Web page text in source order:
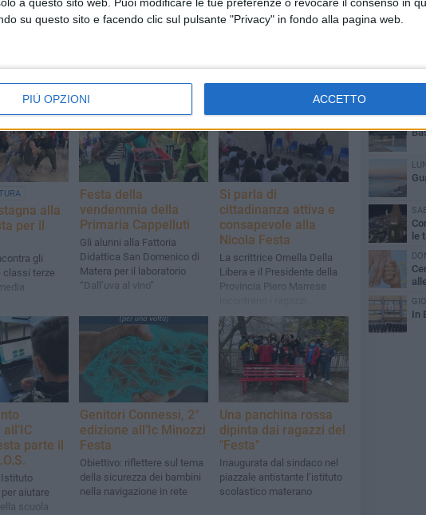
su questo sito e facendo clic sul pulsante "Privacy" in fondo alla pagina web.
PIÙ OPZIONI ACCETTO
alla
per il
gli
classi terze
Festa della
vendemmia della
Primaria Cappelluti
Gli alunni alla Fattoria
Didattica San Domenico di
Matera per il laboratorio
“Dall’uva al vino”
Si parla di
cittadinanza attiva e
consapevole alla
Nicola Festa
La scrittrice Ornella Della
Libera e il Presidente della
Provincia Piero Marrese
dell’istituto scolastico
materano
parte il
aiutare
scuola
Genitori Connessi, 2°
edizione all’Ic Minozzi
Festa
Obiettivo: riflettere sul tema
della sicurezza dei bambini
nella navigazione in rete
Una panchina rossa
dipinta dai ragazzi del
"Festa"
Inaugurata dal sindaco nel
piazzale antistante l’istituto
scolastico materano
le
In